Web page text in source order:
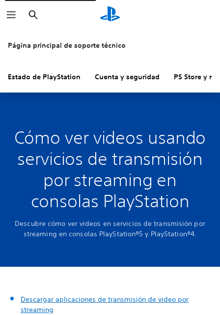
Buscar
Página principal de soporte técnico
Estado de PlayStation Cuenta y seguridad PS Store y
Cómo ver videos usando
servicios de transmisión
por streaming en
consolas PlayStation
Descubre cómo ver videos en servicios de transmisión por
streaming en consolas PlayStation®5 y PlayStation®4.
Descargar aplicaciones de transmisión de video por
streaming